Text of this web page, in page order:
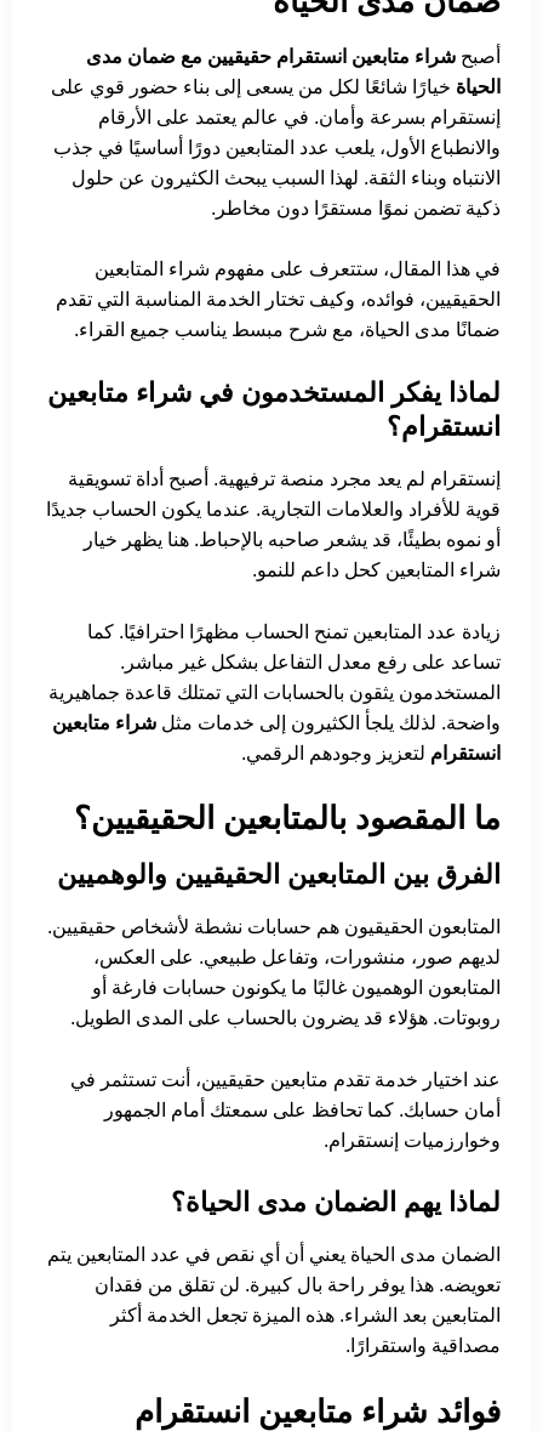
أصبح شراء متابعين انستقرام حقيقيين مع ضمان مدى
الحياة خيارًا شائعًا لكل من يسعى إلى بناء حضور قوي على
إنستقرام بسرعة وأمان. في عالم يعتمد على الأرقام
والانطباع الأول، يلعب عدد المتابعين دورًا أساسيًا في جذب
الانتباه وبناء الثقة. لهذا السبب يبحث الكثيرون عن حلول
ذكية تضمن نموًا مستقرًا دون مخاطر.
في هذا المقال، ستتعرف على مفهوم شراء المتابعين
الحقيقيين، فوائده، وكيف تختار الخدمة المناسبة التي تقدم
ضمانًا مدى الحياة، مع شرح مبسط يناسب جميع القراء.
لماذا يفكر المستخدمون في شراء متابعين
انستقرام؟
إنستقرام لم يعد مجرد منصة ترفيهية. أصبح أداة تسويقية
قوية للأفراد والعلامات التجارية. عندما يكون الحساب جديدًا
أو نموه بطيئًا، قد يشعر صاحبه بالإحباط. هنا يظهر خيار
شراء المتابعين كحل داعم للنمو.
زيادة عدد المتابعين تمنح الحساب مظهرًا احترافيًا. كما
تساعد على رفع معدل التفاعل بشكل غير مباشر.
المستخدمون يثقون بالحسابات التي تمتلك قاعدة جماهيرية
واضحة. لذلك يلجأ الكثيرون إلى خدمات مثل شراء متابعين
انستقرام لتعزيز وجودهم الرقمي.
ما المقصود بالمتابعين الحقيقيين؟
الفرق بين المتابعين الحقيقيين والوهميين
المتابعون الحقيقيون هم حسابات نشطة لأشخاص حقيقيين.
لديهم صور، منشورات، وتفاعل طبيعي. على العكس،
المتابعون الوهميون غالبًا ما يكونون حسابات فارغة أو
روبوتات. هؤلاء قد يضرون بالحساب على المدى الطويل.
عند اختيار خدمة تقدم متابعين حقيقيين، أنت تستثمر في
أمان حسابك. كما تحافظ على سمعتك أمام الجمهور
وخوارزميات إنستقرام.
لماذا يهم الضمان مدى الحياة؟
الضمان مدى الحياة يعني أن أي نقص في عدد المتابعين يتم
تعويضه. هذا يوفر راحة بال كبيرة. لن تقلق من فقدان
المتابعين بعد الشراء. هذه الميزة تجعل الخدمة أكثر
مصداقية واستقرارًا.
فوائد شراء متابعين انستقرام